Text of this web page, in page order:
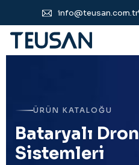
info@teusan.com.tr
ÜRÜN KATALOĞU
Bataryalı Dron
Sistemleri